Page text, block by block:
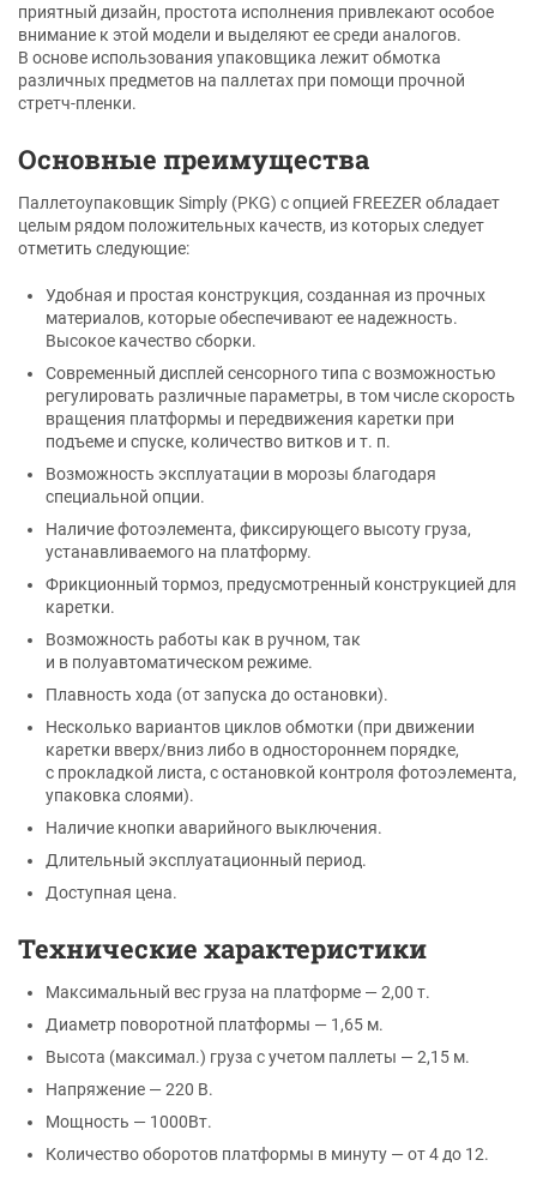
приятный дизайн, простота исполнения привлекают особое
внимание к этой модели и выделяют ее среди аналогов.
В основе использования упаковщика лежит обмотка
различных предметов на паллетах при помощи прочной
стретч-пленки.
Основные преимущества
Паллетоупаковщик Simply (PKG) с опцией FREEZER обладает
целым рядом положительных качеств, из которых следует
отметить следующие:
Удобная и простая конструкция, созданная из прочных
материалов, которые обеспечивают ее надежность.
Высокое качество сборки.
Современный дисплей сенсорного типа с возможностью
регулировать различные параметры, в том числе скорость
вращения платформы и передвижения каретки при
подъеме и спуске, количество витков и т. п.
Возможность эксплуатации в морозы благодаря
специальной опции.
Наличие фотоэлемента, фиксирующего высоту груза,
устанавливаемого на платформу.
Фрикционный тормоз, предусмотренный конструкцией для
каретки.
Возможность работы как в ручном, так
и в полуавтоматическом режиме.
Плавность хода (от запуска до остановки).
Несколько вариантов циклов обмотки (при движении
каретки вверх/вниз либо в одностороннем порядке,
с прокладкой листа, с остановкой контроля фотоэлемента,
упаковка слоями).
Наличие кнопки аварийного выключения.
Длительный эксплуатационный период.
Доступная цена.
Технические характеристики
Максимальный вес груза на платформе — 2,00 т.
Диаметр поворотной платформы — 1,65 м.
Высота (максимал.) груза с учетом паллеты — 2,15 м.
Напряжение — 220 В.
Мощность — 1000Вт.
Количество оборотов платформы в минуту — от 4 до 12.